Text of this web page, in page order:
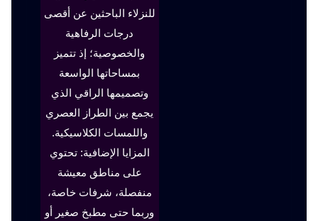
للنزلاء الباحثين عن أقصى
درجات الرفاهية
والخصوصية؛ إذ تتميز
بمساحاتها الواسعة
وتصميمها الراقي الذي
يجمع بين الطراز العصري
واللمسات الكلاسيكية.
المزايا الإضافية: تحتوي
على مناطق معيشة
منفصلة، شرفات خاصة،
وربما حتى مطبخ صغير أو